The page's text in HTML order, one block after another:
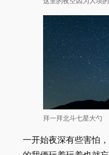
拜一拜北斗七星大勺
一开始夜深有些害怕